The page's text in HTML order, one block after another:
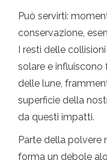
Può servirti:
conservazione,
I resti delle
solare e
delle lune,
superficie della
da questi impatti.
Parte della polvere
forma un debole